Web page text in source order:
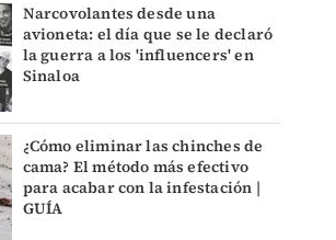
Narcovolantes desde una
avioneta: el día que se le declaró
la guerra a los 'influencers' en
Sinaloa
¿Cómo eliminar las chinches de
cama? El método más efectivo
para acabar con la infestación |
GUÍA